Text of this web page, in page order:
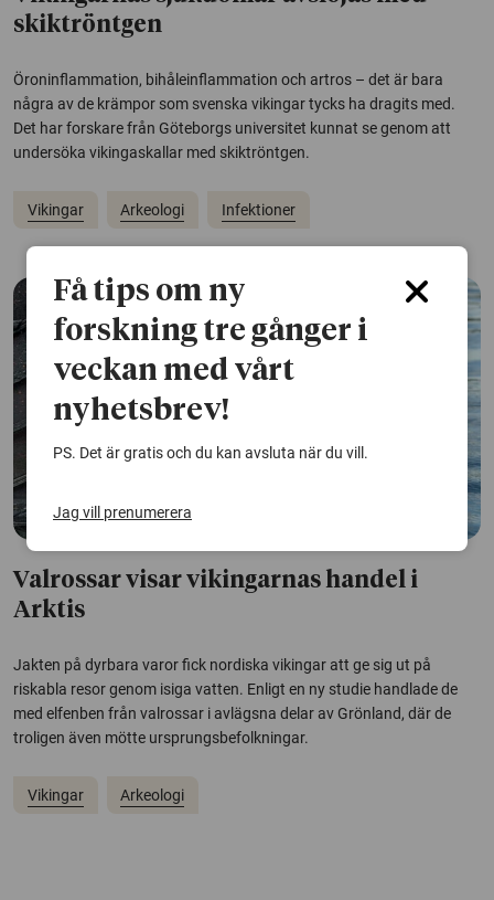
skiktröntgen
Öroninflammation, bihåleinflammation och artros – det är bara
några av de krämpor som svenska vikingar tycks ha dragits med.
Det har forskare från Göteborgs universitet kunnat se genom att
undersöka vikingaskallar med skiktröntgen.
Vikingar Arkeologi Infektioner
Valrossar visar vikingarnas handel i
Arktis
Jakten på dyrbara varor fick nordiska vikingar att ge sig ut på
riskabla resor genom isiga vatten. Enligt en ny studie handlade de
med elfenben från valrossar i avlägsna delar av Grönland, där de
troligen även mötte ursprungsbefolkningar.
Vikingar Arkeologi
Få tips om ny
forskning tre gånger i
veckan med vårt
nyhetsbrev!
PS. Det är gratis och du kan avsluta när du vill.
Jag vill prenumerera